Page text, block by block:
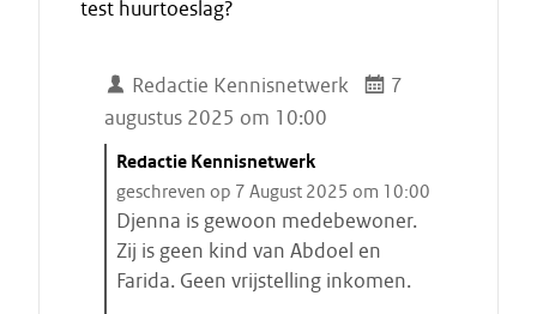
test huurtoeslag?
Redactie Kennisnetwerk
7
augustus 2025 om 10:00
C
i
t
a
a
Redactie Kennisnetwerk
geschreven op 7 August 2025 om 10:00
Djenna is gewoon medebewoner.
Zij is geen kind van Abdoel en
Farida. Geen vrijstelling inkomen.